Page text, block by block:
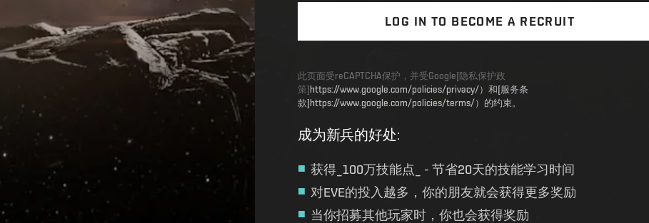
LOG IN TO BECOME A RECRUIT
此页面受reCAPTCHA保护，并受Google[隐私保护政
策] https://www.google.com/policies/privacy/）和[服务条
款]https://www.google.com/policies/terms/）的约束。
成为新兵的好处:
获得_100万技能点_ - 节省20天的技能学习时间
对EVE的投入越多，你的朋友就会获得更多奖励
当你招募其他玩家时，你也会获得奖励